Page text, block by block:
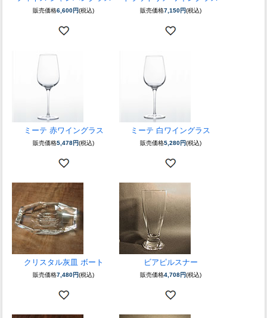
販売価格6,600円(税込) 販売価格7,150円(税込)
ミーテ 赤ワイングラス
販売価格5,478円(税込)
ミーテ 白ワイングラス
販売価格5,280円(税込)
クリスタル灰皿 ボート
販売価格7,480円(税込)
ビアピルスナー
販売価格4,708円(税込)